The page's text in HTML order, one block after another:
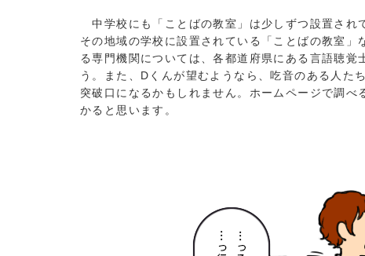
中学校にも「ことばの教室」は少しずつ設置され
その地域の学校に設置されている「ことばの教室
る専門機関については、各都道府県にある言語聴
う。また、Dくんが望むようなら、吃音のある人た
突破口になるかもしれません。ホームページで調
かると思います。